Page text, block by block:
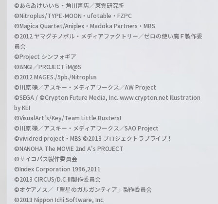
©あらゐけいいち・角川書店／東雲研究所
©Nitroplus/TYPE-MOON・ufotable・FZPC
©Magica Quartet/Aniplex・Madoka Partners・MBS
©2012 ヤマグチノボル・メディアファクトリー／ゼロの使い魔Ｆ製作委
員会
©Project シンフォギア
©BNGI／PROJECT iM@S
©2012 MAGES./5pb./Nitroplus
©川原 礫／アスキー・メディアワークス／AW Project
©SEGA / ©Crypton Future Media, Inc. www.crypton.net Illustration
by KEI
©VisualArt's/Key/Team Little Busters!
©川原 礫／アスキー・メディアワークス／SAO Project
©vividred project・MBS ©2013 プロジェクトラブライブ！
©NANOHA The MOVIE 2nd A's PROJECT
©サイコパス製作委員会
©Index Corporation 1996,2011
©2013 CIRCUS/D.C.III製作委員会
©オケアノス／「翠星のガルガンティア」製作委員会
©2013 Nippon Ichi Software, Inc.